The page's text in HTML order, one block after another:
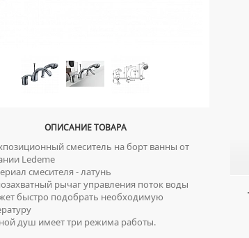
ОПИСАНИЕ ТОВАРА
смеситель на борт ванны от
Ledeme
смесителя - латунь
рычаг управления поток воды
быстро подобрать необходимую
душ имеет три режима работы.